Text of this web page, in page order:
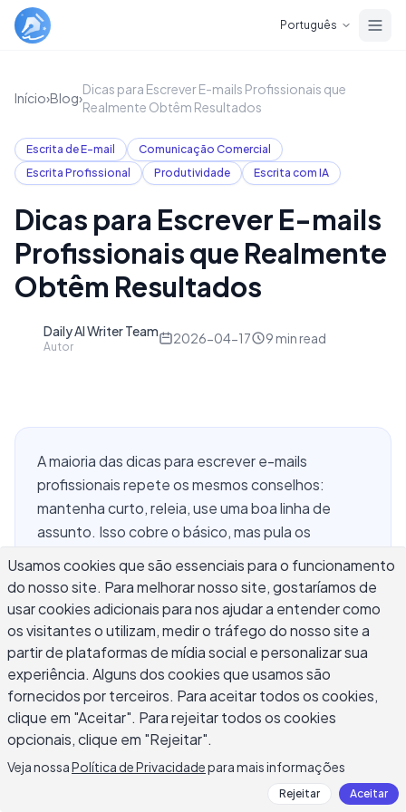
Português
Início›Blog›
Dicas para Escrever E-mails Profissionais que
Realmente Obtêm Resultados
Escrita de E-mail
Comunicação Comercial
Escrita Profissional
Produtividade Escrita com IA
Dicas para Escrever E-mails
Profissionais que Realmente
Obtêm Resultados
Daily AI Writer Team
Autor
2026-04-17 9 min read
A maioria das dicas para escrever e-mails
profissionais repete os mesmos conselhos:
mantenha curto, releia, use uma boa linha de
assunto. Isso cobre o básico, mas pula os
precisa questionar um prazo sem parecer difícil?
Como você faz acompanhamento três vezes sem
parecer desesperado? Como você se apresenta
para alguém sênior sem seu e-mail parecer um
modelo? Este guia se concentra nas dicas
específicas e situacionais para escrever e-mails
profissionais que lidam com os momentos que a
maioria dos guias pula completamente.
Usamos cookies que são essenciais para o funcionamento
do nosso site. Para melhorar nosso site, gostaríamos de
usar cookies adicionais para nos ajudar a entender como
os visitantes o utilizam, medir o tráfego do nosso site a
partir de plataformas de mídia social e personalizar sua
experiência. Alguns dos cookies que usamos são
fornecidos por terceiros. Para aceitar todos os cookies,
clique em "Aceitar". Para rejeitar todos os cookies
opcionais, clique em "Rejeitar".
Veja nossaPolítica de Privacidadepara mais informações
Rejeitar Aceitar